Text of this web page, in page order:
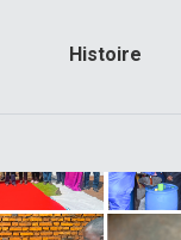
Histoire